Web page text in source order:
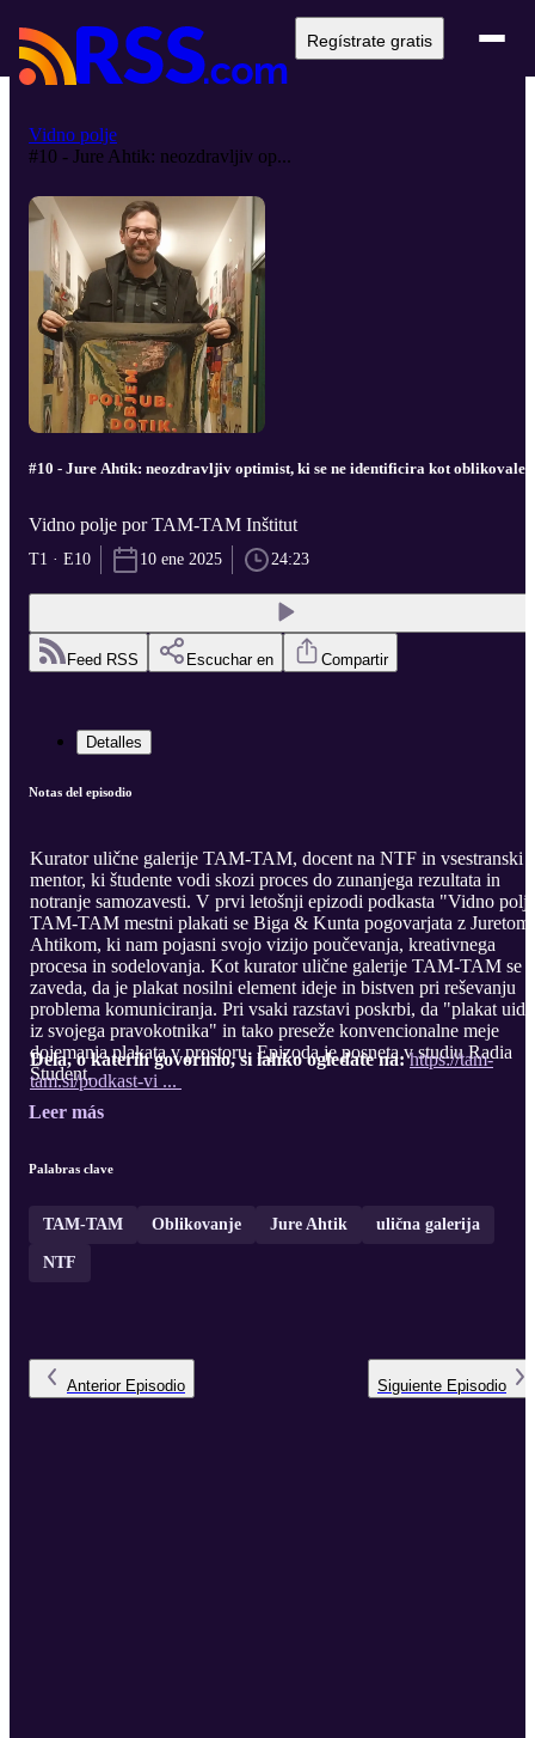
Regístrate gratis
Vidno polje
#10 - Jure Ahtik: neozdravljiv op...
#10 - Jure Ahtik: neozdravljiv optimist, ki se ne identificira kot oblikovalec
Vidno polje por TAM-TAM Inštitut
T1 · E10 10 ene 2025 24:23
Feed RSS Escuchar en Compartir
Detalles
Notas del episodio
Kurator ulične galerije TAM-TAM, docent na NTF in vsestranski
mentor, ki študente vodi skozi proces do zunanjega rezultata in
notranje samozavesti. V prvi letošnji epizodi podkasta "Vidno
TAM-TAM mestni plakati se Biga & Kunta pogovarjata z Juretom
Ahtikom, ki nam pojasni svojo vizijo poučevanja, kreativnega
procesa in sodelovanja. Kot kurator ulične galerije TAM-TAM se
zaveda, da je plakat nosilni element ideje in bistven pri reševanju
problema komuniciranja. Pri vsaki razstavi poskrbi, da "plakat uide
iz svojega pravokotnika" in tako preseže konvencionalne meje
dojemanja plakata v prostoru. Epizoda je posneta v studiu Radia
Študent.
Dela, o katerih govorimo, si lahko ogledate na:https://tam-
tam.si/podkast-vi ...
Leer más
Palabras clave
TAM-TAM Oblikovanje Jure Ahtik ulična galerija
NTF
Anterior Episodio Siguiente Episodio